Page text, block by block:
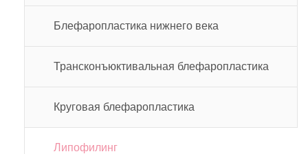
Блефаропластика нижнего века
Трансконъюктивальная блефаропластика
Круговая блефаропластика
Липофилинг